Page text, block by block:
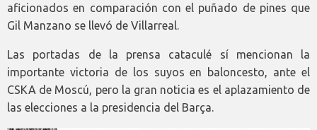
aficionados en comparación con el puñado de pines que
Gil Manzano se llevó de Villarreal.
Las portadas de la prensa cataculé sí mencionan la
importante victoria de los suyos en baloncesto, ante el
CSKA de Moscú, pero la gran noticia es el aplazamiento de
las elecciones a la presidencia del Barça.